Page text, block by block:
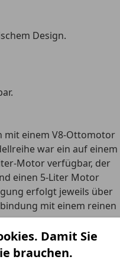
Design.
mit einem V8-Ottomotor
war ein auf einem
Motor verfügbar, der
einen 5-Liter Motor
erfolgt jeweils über
mit einem reinen
des TVR
Damit Sie
brauchen.